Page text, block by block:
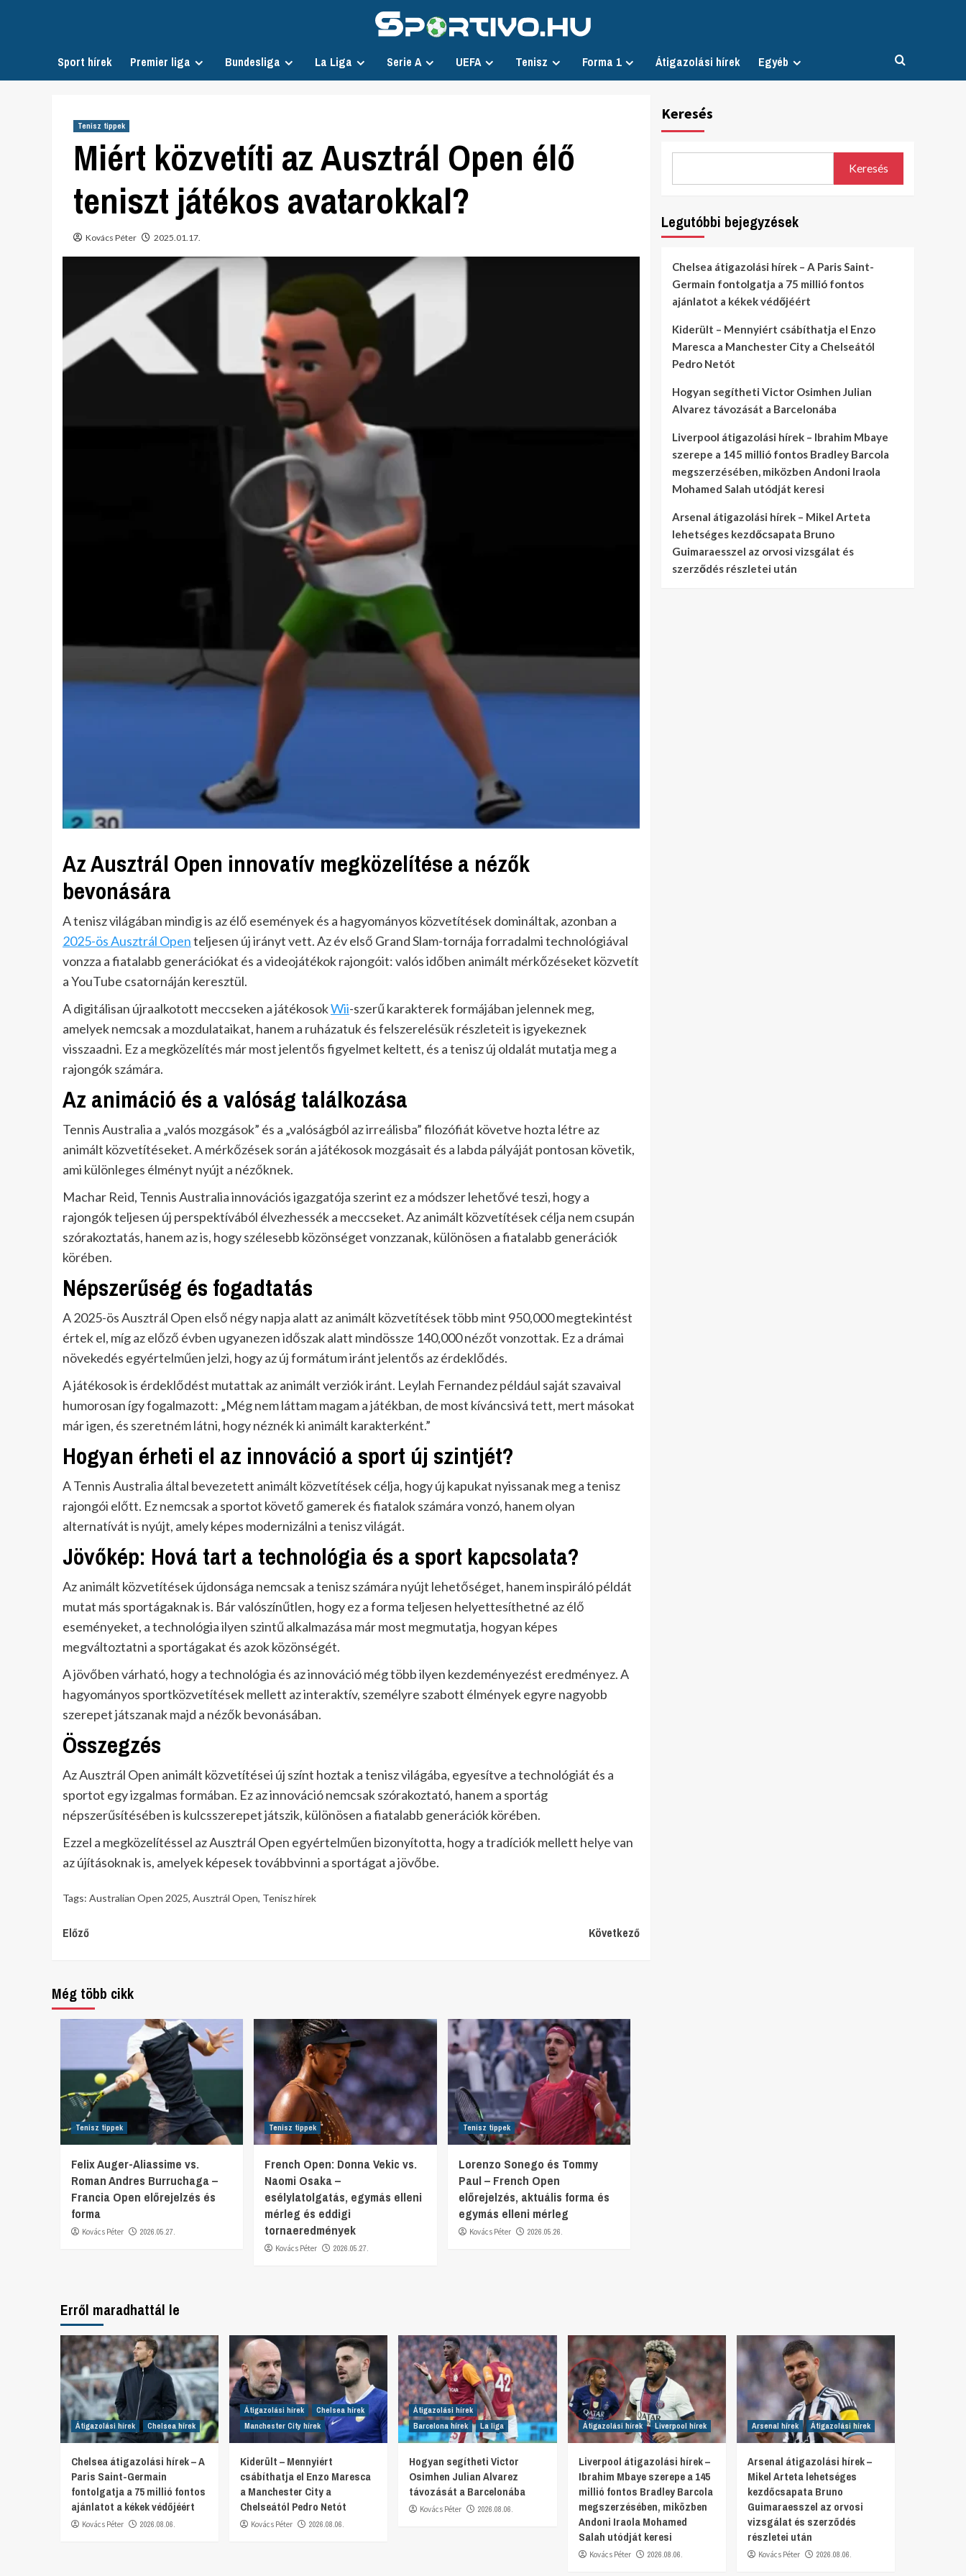
Sport hírek Premier liga Bundesliga La Liga Serie A UEFA Tenisz Forma 1 Átigazolási hírek Egyéb
Tenisz tippek
Miért közvetíti az Ausztrál Open élő
teniszt játékos avatarokkal?
Kovács Péter 2025.01.17.
Az Ausztrál Open innovatív megközelítése a nézők
bevonására
A tenisz világában mindig is az élő események és a hagyományos közvetítések domináltak, azonban a
2025-ös Ausztrál Openteljesen új irányt vett. Az év első Grand Slam-tornája forradalmi technológiával
vonzza a fiatalabb generációkat és a videojátékok rajongóit: valós időben animált mérkőzéseket közvetít
a YouTube csatornáján keresztül.
A digitálisan újraalkotott meccseken a játékosokWii-szerű karakterek formájában jelennek meg,
amelyek nemcsak a mozdulataikat, hanem a ruházatuk és felszerelésük részleteit is igyekeznek
visszaadni. Ez a megközelítés már most jelentős figyelmet keltett, és a tenisz új oldalát mutatja meg a
rajongók számára.
Az animáció és a valóság találkozása
Tennis Australia a „valós mozgások” és a „valóságból az irreálisba” filozófiát követve hozta létre az
animált közvetítéseket. A mérkőzések során a játékosok mozgásait és a labda pályáját pontosan követik,
ami különleges élményt nyújt a nézőknek.
Machar Reid, Tennis Australia innovációs igazgatója szerint ez a módszer lehetővé teszi, hogy a
rajongók teljesen új perspektívából élvezhessék a meccseket. Az animált közvetítések célja nem csupán
szórakoztatás, hanem az is, hogy szélesebb közönséget vonzzanak, különösen a fiatalabb generációk
körében.
Népszerűség és fogadtatás
A 2025-ös Ausztrál Open első négy napja alatt az animált közvetítések több mint 950,000 megtekintést
értek el, míg az előző évben ugyanezen időszak alatt mindössze 140,000 nézőt vonzottak. Ez a drámai
növekedés egyértelműen jelzi, hogy az új formátum iránt jelentős az érdeklődés.
A játékosok is érdeklődést mutattak az animált verziók iránt. Leylah Fernandez például saját szavaival
humorosan így fogalmazott: „Még nem láttam magam a játékban, de most kíváncsivá tett, mert másokat
már igen, és szeretném látni, hogy néznék ki animált karakterként.”
Hogyan érheti el az innováció a sport új szintjét?
A Tennis Australia által bevezetett animált közvetítések célja, hogy új kapukat nyissanak meg a tenisz
rajongói előtt. Ez nemcsak a sportot követő gamerek és fiatalok számára vonzó, hanem olyan
alternatívát is nyújt, amely képes modernizálni a tenisz világát.
Jövőkép: Hová tart a technológia és a sport kapcsolata?
Az animált közvetítések újdonsága nemcsak a tenisz számára nyújt lehetőséget, hanem inspiráló példát
mutat más sportágaknak is. Bár valószínűtlen, hogy ez a forma teljesen helyettesíthetné az élő
eseményeket, a technológia ilyen szintű alkalmazása már most megmutatja, hogyan képes
megváltoztatni a sportágakat és azok közönségét.
A jövőben várható, hogy a technológia és az innováció még több ilyen kezdeményezést eredményez. A
hagyományos sportközvetítések mellett az interaktív, személyre szabott élmények egyre nagyobb
szerepet játszanak majd a nézők bevonásában.
Összegzés
Az Ausztrál Open animált közvetítései új színt hoztak a tenisz világába, egyesítve a technológiát és a
sportot egy izgalmas formában. Ez az innováció nemcsak szórakoztató, hanem a sportág
népszerűsítésében is kulcsszerepet játszik, különösen a fiatalabb generációk körében.
Ezzel a megközelítéssel az Ausztrál Open egyértelműen bizonyította, hogy a tradíciók mellett helye van
az újításoknak is, amelyek képesek továbbvinni a sportágat a jövőbe.
Tags: Australian Open 2025, Ausztrál Open, Tenisz hírek
Continue
Előző Következő
Még több cikk
Tenisz tippek
Felix Auger-Aliassime vs.
Roman Andres Burruchaga –
Francia Open előrejelzés és
forma
Kovács Péter 2026.05.27.
Tenisz tippek
French Open: Donna Vekic vs.
Naomi Osaka –
esélylatolgatás, egymás elleni
mérleg és eddigi
tornaeredmények
Kovács Péter 2026.05.27.
Tenisz tippek
Lorenzo Sonego és Tommy
Paul – French Open
előrejelzés, aktuális forma és
egymás elleni mérleg
Kovács Péter 2026.05.26.
Keresés
Keresés
Legutóbbi bejegyzések
Chelsea átigazolási hírek – A Paris Saint-
Germain fontolgatja a 75 millió fontos
ajánlatot a kékek védőjéért
Kiderült – Mennyiért csábíthatja el Enzo
Maresca a Manchester City a Chelseától
Pedro Netót
Hogyan segítheti Victor Osimhen Julian
Alvarez távozását a Barcelonába
Liverpool átigazolási hírek – Ibrahim Mbaye
szerepe a 145 millió fontos Bradley Barcola
megszerzésében, miközben Andoni Iraola
Mohamed Salah utódját keresi
Arsenal átigazolási hírek – Mikel Arteta
lehetséges kezdőcsapata Bruno
Guimaraesszel az orvosi vizsgálat és
szerződés részletei után
Erről maradhattál le
Átigazolási hírek Chelsea hírek
Chelsea átigazolási hírek – A
Paris Saint-Germain
fontolgatja a 75 millió fontos
ajánlatot a kékek védőjéért
Kovács Péter 2026.08.06.
Átigazolási hírek
Chelsea hírek
Manchester City hírek
Kiderült – Mennyiért
csábíthatja el Enzo Maresca
a Manchester City a
Chelseától Pedro Netót
Kovács Péter 2026.08.06.
Átigazolási hírek
Barcelona hírek
La liga
Hogyan segítheti Victor
Osimhen Julian Alvarez
távozását a Barcelonába
Kovács Péter 2026.08.06.
Átigazolási hírek Liverpool hírek
Liverpool átigazolási hírek –
Ibrahim Mbaye szerepe a 145
millió fontos Bradley Barcola
megszerzésében, miközben
Andoni Iraola Mohamed
Salah utódját keresi
Kovács Péter 2026.08.06.
Arsenal hírek Átigazolási hírek
Arsenal átigazolási hírek –
Mikel Arteta lehetséges
kezdőcsapata Bruno
Guimaraesszel az orvosi
vizsgálat és szerződés
részletei után
Kovács Péter 2026.08.06.